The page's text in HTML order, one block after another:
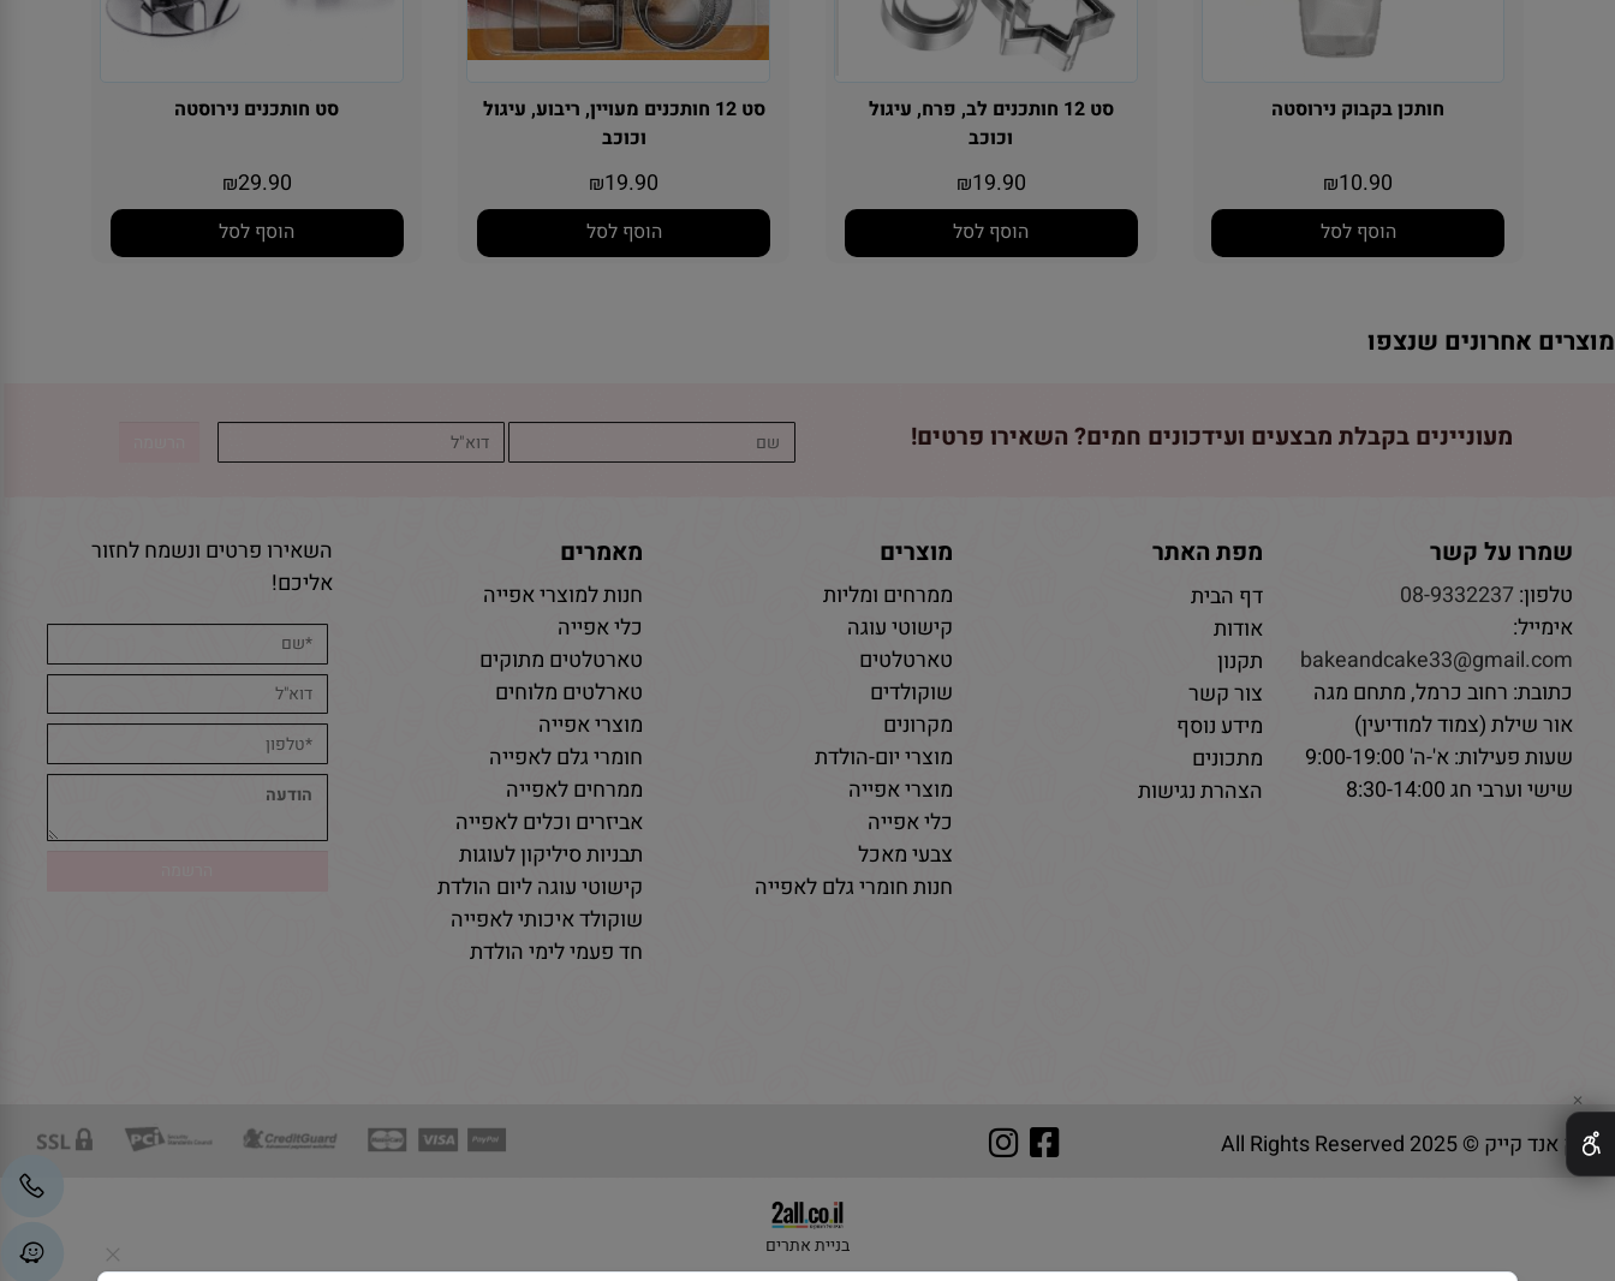
חותכן בקבוק נירוסטה
₪10.90
הוסף לסל
סט 12 חותכנים לב, פרח, עיגול
וכוכב
₪ 19.90
הוסף לסל
סט 12 חותכנים מעויין, ריבוע, עיגול
וכוכב
₪ 19.90
הוסף לסל
סט חותכנים נירוסטה
₪29.90
הוסף לסל
אחרונים שנצפו
מעוניינים בקבלת מבצעים ועידכונים חמים? השאירו פרטים!
שמרו על קשר
טלפון:08-9332237
אימייל:
bakeandcake33@gmail.com
כתובת: רחוב כרמל, מתחם מגה
אור שילת (צמוד למודיעין)
שעות פעילות: א'-ה' 9:00-19:00
שישי וערבי חג 8:30-14:00
מפת האתר
דף הבית
אודות
תקנון
צור קשר
מידע נוסף
מתכונים
הצהרת נגישות
מוצרים
ממרחים ומליות
קישוטי עוגה
טארטלטים
שוקולדים
מקרונים
מוצרי יום-הולדת
מוצרי אפייה
כלי אפייה
צבעי מאכל
חנות חומרי גלם לאפייה
מאמרים
חנות למוצרי אפייה
כלי אפייה
טארטלטים מתוקים
טארלטים מלוחים
מוצרי אפייה
חומרי גלם לאפייה
ממרחים לאפייה
אביזרים וכלים לאפייה
תבניות סיליקון לעוגות
קישוטי עוגה ליום הולדת
שוקולד איכותי לאפייה
חד פעמי לימי הולדת
השאירו פרטים ונשמח לחזור
אליכם!
בייק אנד קייק © 2025 All Rights Reserved
בניית אתרים
✕